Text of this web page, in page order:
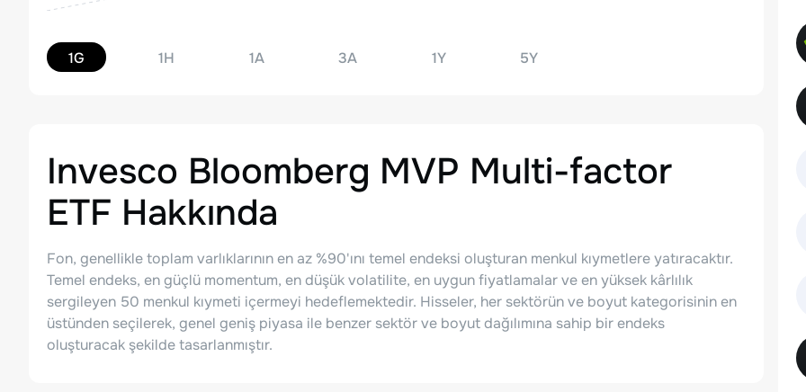
1G 1H 1A 3A 1Y 5Y
Invesco Bloomberg MVP Multi-factor
ETF Hakkında
Fon, genellikle toplam varlıklarının en az %90'ını temel endeksi oluşturan menkul kıymetlere yatıracaktır.
Temel endeks, en güçlü momentum, en düşük volatilite, en uygun fiyatlamalar ve en yüksek kârlılık
sergileyen 50 menkul kıymeti içermeyi hedeflemektedir. Hisseler, her sektörün ve boyut kategorisinin en
üstünden seçilerek, genel geniş piyasa ile benzer sektör ve boyut dağılımına sahip bir endeks
oluşturacak şekilde tasarlanmıştır.